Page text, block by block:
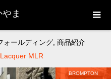
ま
ォールディング 商品紹介
MLR
BROMPTON